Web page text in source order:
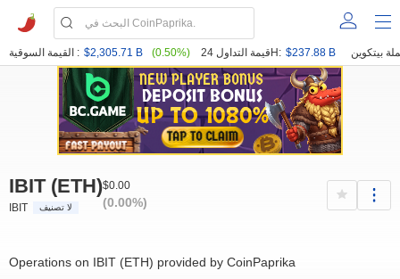
القيمة السوقية : $2,305.71 B (0.50%) قيمة التداول 24H: $237.88 B
IBIT (ETH)
IBIT لا تصنيف
$0.00
(0.00%)
Operations on IBIT (ETH) provided by CoinPaprika